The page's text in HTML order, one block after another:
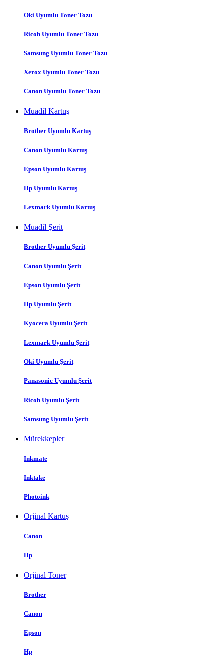
Oki Uyumlu Toner Tozu
Ricoh Uyumlu Toner Tozu
Samsung Uyumlu Toner Tozu
Xerox Uyumlu Toner Tozu
Canon Uyumlu Toner Tozu
Muadil Kartuş
Brother Uyumlu Kartuş
Canon Uyumlu Kartuş
Epson Uyumlu Kartuş
Hp Uyumlu Kartuş
Lexmark Uyumlu Kartuş
Muadil Şerit
Brother Uyumlu Şerit
Canon Uyumlu Şerit
Epson Uyumlu Şerit
Hp Uyumlu Şerit
Kyocera Uyumlu Şerit
Lexmark Uyumlu Şerit
Oki Uyumlu Şerit
Panasonic Uyumlu Şerit
Ricoh Uyumlu Şerit
Samsung Uyumlu Şerit
Mürekkepler
Inkmate
Inktake
Photoink
Orjinal Kartuş
Canon
Hp
Orjinal Toner
Brother
Canon
Epson
Hp